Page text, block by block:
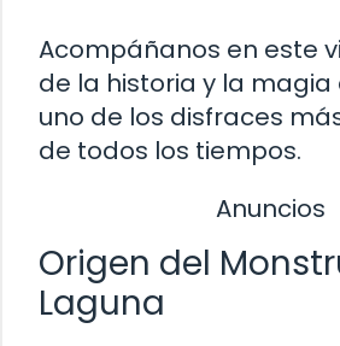
Acompáñanos en este
de la historia y la
uno de los disfraces
de todos los tiempos.
Anuncios
Origen del
Laguna